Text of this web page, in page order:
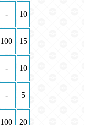
- 10
100 15
- 10
- 5
100 20